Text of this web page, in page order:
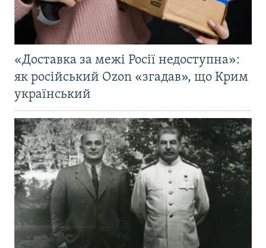
«Доставка за межі Росії недоступна»:
як російський Ozon «згадав», що Крим
український